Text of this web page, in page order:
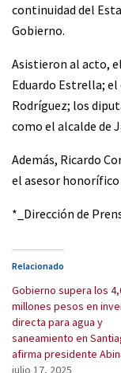
continuidad del
Gobierno.
Asistieron al acto,
Eduardo Estrella;
Rodríguez; los
como el alcalde de
Además, Ricardo
el asesor honorífico
*_Dirección de
Relacionado
Gobierno supera los
millones pesos en
directa para agua y
saneamiento en
afirma presidente